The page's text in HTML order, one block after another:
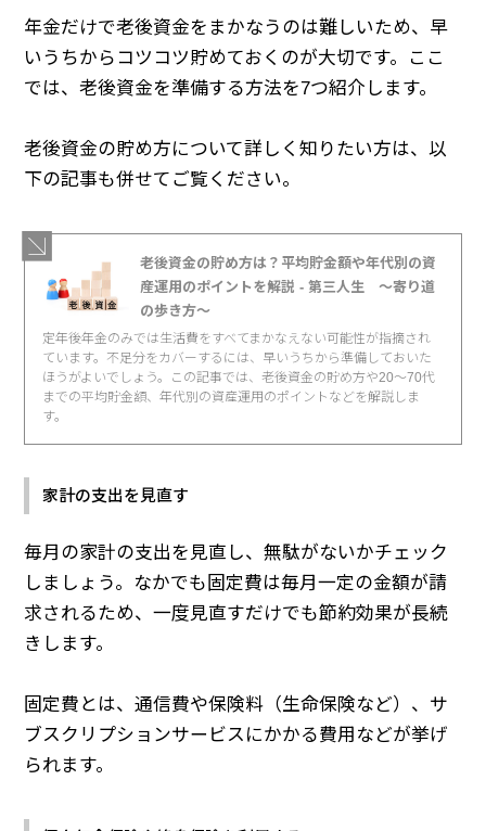
年金だけで老後資金をまかなうのは難しいため、早
いうちからコツコツ貯めておくのが大切です。ここ
では、老後資金を準備する方法を7つ紹介します。
老後資金の貯め方について詳しく知りたい方は、以
下の記事も併せてご覧ください。
老後資金の貯め方は？平均貯金額や年代別の資
産運用のポイントを解説 - 第三人生 〜寄り道
の歩き方〜
定年後年金のみでは生活費をすべてまかなえない可能性が指摘され
ています。不足分をカバーするには、早いうちから準備しておいた
ほうがよいでしょう。この記事では、老後資金の貯め方や20～70代
までの平均貯金額、年代別の資産運用のポイントなどを解説しま
す。
家計の支出を見直す
毎月の家計の支出を見直し、無駄がないかチェック
しましょう。なかでも固定費は毎月一定の金額が請
求されるため、一度見直すだけでも節約効果が長続
きします。
固定費とは、通信費や保険料（生命保険など）、サ
ブスクリプションサービスにかかる費用などが挙げ
られます。